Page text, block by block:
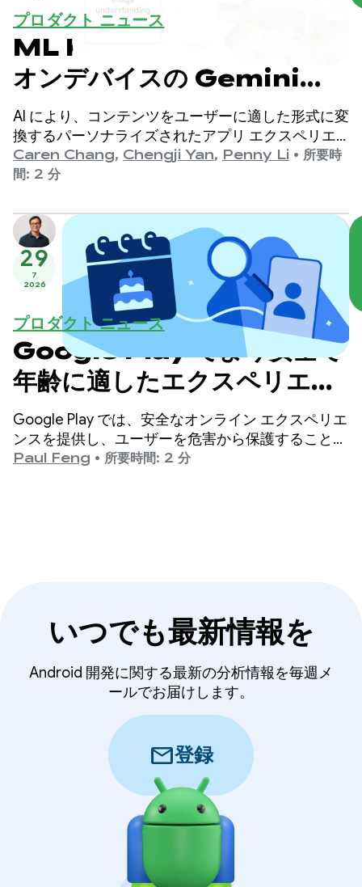
プロダクト ニュース
ML Kit の Prompt API:
オンデバイスの Gemini
Nano エクスペリエンスをカ
スタマイズ
AI により、コンテンツをユーザーに適した形式に変
換するパーソナライズされたアプリ エクスペリエ
ンスを簡単に作成できるようになりました。以前
は、要約や画像の説明など、特定のユースケースに
Gemini Nano と統合できました。
Caren Chang, Chengji Yan, Penny Li • 所要時
間: 2 分
29
7
2026
プロダクト ニュース
Google Play でより安全で
年齢に適したエクスペリエン
スを提供
Google Play では、安全なオンライン エクスペリエ
ンスを提供し、ユーザーを危害から保護することを
最優先にしています。
Paul Feng • 所要時間: 2 分
いつでも最新情報を
Android 開発に関する最新の分析情報を毎週メ
ールでお届けします。
mail登録